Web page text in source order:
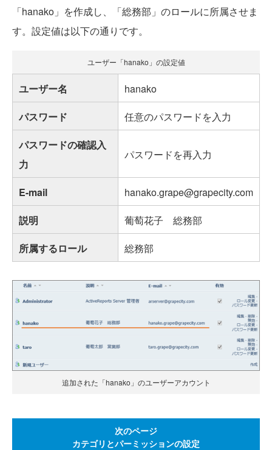
「hanako」を作成し、「総務部」のロールに所属させま
す。設定値は以下の通りです。
ユーザー「hanako」の設定値
ユーザー名
hanako
パスワード
任意のパスワードを入力
パスワードの確認入
力
パスワードを再入力
E-mail
hanako.grape@grapecity.com
説明
葡萄花子 総務部
所属するロール
総務部
追加された「hanako」のユーザーアカウント
次のページ
カテゴリとパーミッションの設定